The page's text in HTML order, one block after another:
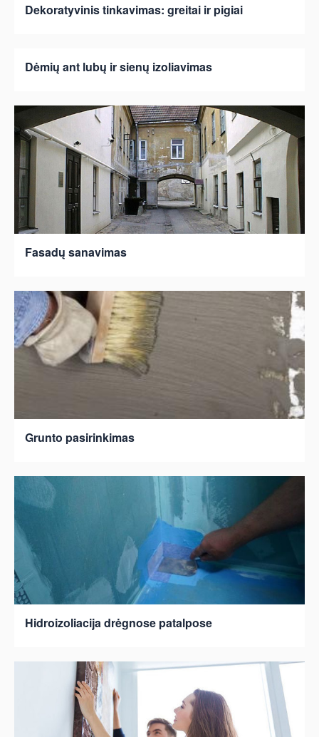
Dekoratyvinis tinkavimas: greitai ir pigiai
Dėmių ant lubų ir sienų izoliavimas
Fasadų sanavimas
Grunto pasirinkimas
Hidroizoliacija drėgnose patalpose